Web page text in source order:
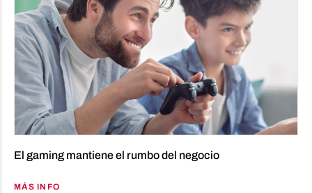
El gaming mantiene el rumbo del negocio
MÁS INFO